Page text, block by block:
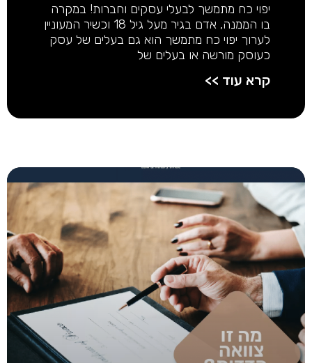
יפוי כח מתמשך לבעלי עסקים וחברות! במקרה
בו הממנה, אדם בגיר מעל גיל 18 וכשיר המעוניין
לערוך יפוי כח מתמשך הוא גם בעלים של עסק
כעוסק מורשה או בעלים של
קרא עוד >>